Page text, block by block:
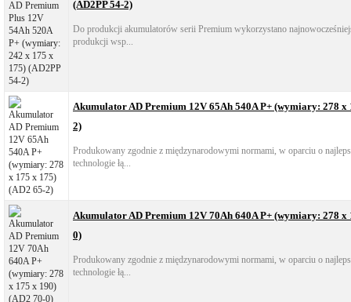
(AD2PP 54-2)
Do produkcji akumulatorów serii Premium wykorzystano
produkcji wsp...
Akumulator AD Premium 12V 65Ah 540A P+ (wymiary: 278 x
2)
Produkowany zgodnie z międzynarodowymi normami, w oparciu o
technologie łą...
Akumulator AD Premium 12V 70Ah 640A P+ (wymiary: 278 x
0)
Produkowany zgodnie z międzynarodowymi normami, w oparciu o
technologie łą...